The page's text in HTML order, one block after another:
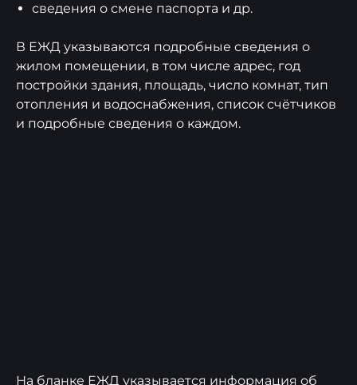
сведения о смене паспорта и др.
В ЕЖД указываются подробные сведения о
жилом помещении, в том числе адрес, год
постройки здания, площадь, число комнат, тип
отопления и водоснабжения, список счётчиков
и подробные сведения о каждом.
На бланке ЕЖД указывается информация об